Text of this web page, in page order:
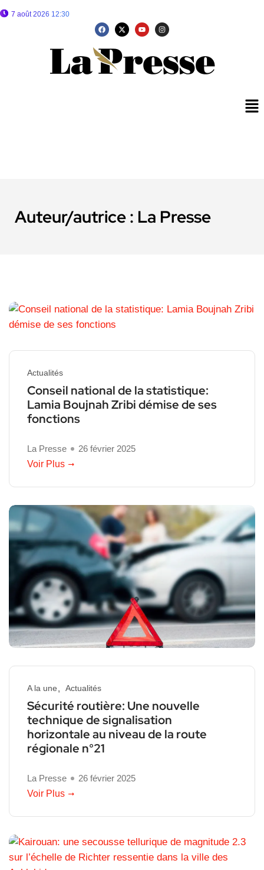
7 août 2026 12:30
Auteur/autrice : La Presse
Actualités
Conseil national de la statistique:
Lamia Boujnah Zribi démise de ses
fonctions
La Presse
26 février 2025
Voir Plus
A la une Actualités
Sécurité routière: Une nouvelle
technique de signalisation
horizontale au niveau de la route
régionale n°21
La Presse
26 février 2025
Voir Plus